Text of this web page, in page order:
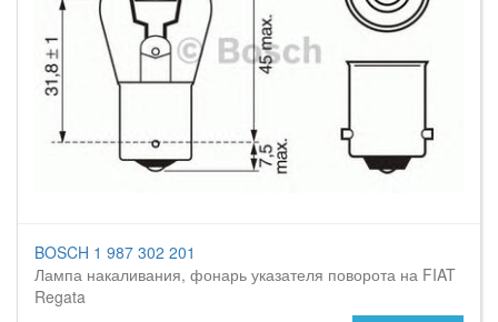
BOSCH 1 987 302 201
Лампа накаливания, фонарь указателя поворота на FIAT
Regata